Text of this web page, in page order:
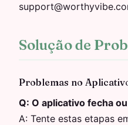
Solução de
Problemas no
Q: O aplicativo fecha
A: Tente estas etapas